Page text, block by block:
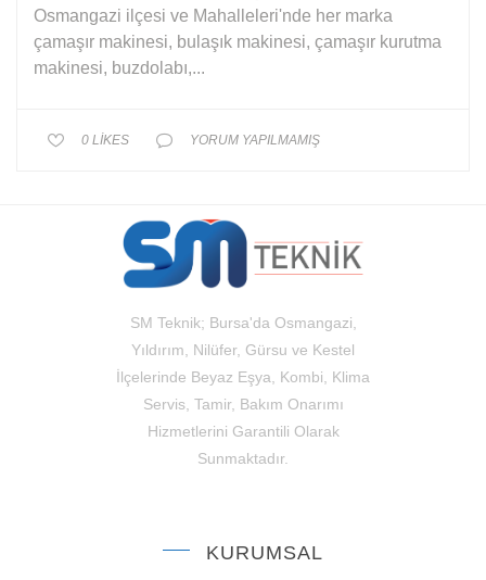
Osmangazi ilçesi ve Mahalleleri'nde her marka
çamaşır makinesi, bulaşık makinesi, çamaşır kurutma
makinesi, buzdolabı,...
0 LIKES YORUM YAPILMAMIŞ
SM Teknik; Bursa'da Osmangazi,
Yıldırım, Nilüfer, Gürsu ve Kestel
İlçelerinde Beyaz Eşya, Kombi, Klima
Servis, Tamir, Bakım Onarımı
Hizmetlerini Garantili Olarak
Sunmaktadır.
KURUMSAL